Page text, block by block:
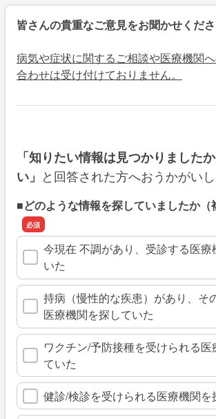
皆さんの貴重なご意見をお聞かせくださ
病気や症状に関するご相談や医療機関
合わせは受け付けておりません。
「知りたい情報は見つかりましたか
い」 と回答された方へおうかがいし
■どのような情報を探していましたか（
今現在 不調があり、受診する医療
いた
持病（慢性的な疾患）があり、そ
医療機関を探していた
ワクチン/予防接種を受けられる医
ていた
健診/検診を受けられる医療機関を